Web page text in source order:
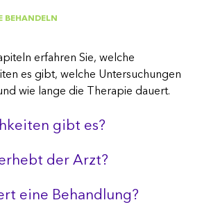
BEHANDELN
erfahren Sie, welche
es gibt, welche Untersuchungen
wie lange die Therapie dauert.
gibt es?
der Arzt?
eine Behandlung?